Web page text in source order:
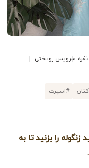
سرویس روتختی
#اسپرت
را بزنید تا به